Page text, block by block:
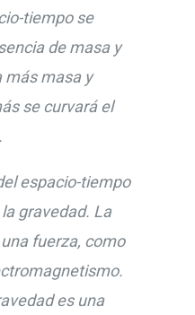
tiempo se
de masa y
más masa y
se curvará el
espacio-tiempo
gravedad. La
fuerza, como
es una